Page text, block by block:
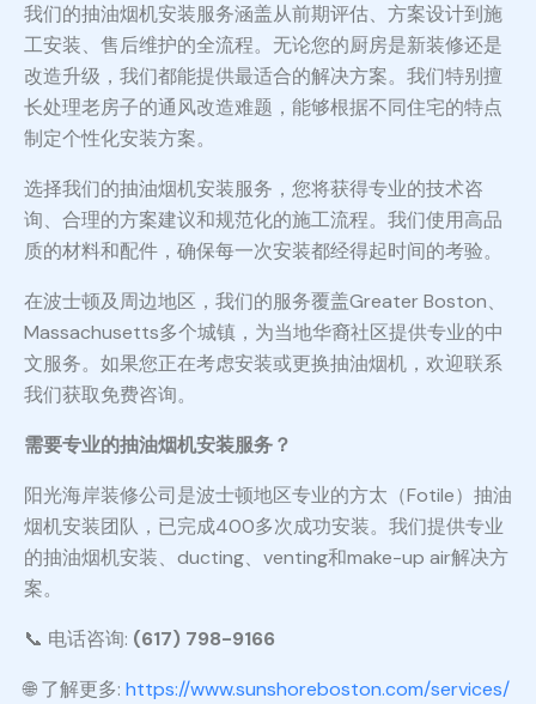
我们的抽油烟机安装服务涵盖从前期评估、方案设计到施
工安装、售后维护的全流程。无论您的厨房是新装修还是
改造升级，我们都能提供最适合的解决方案。我们特别擅
长处理老房子的通风改造难题，能够根据不同住宅的特点
制定个性化安装方案。
选择我们的抽油烟机安装服务，您将获得专业的技术咨
询、合理的方案建议和规范化的施工流程。我们使用高品
质的材料和配件，确保每一次安装都经得起时间的考验。
在波士顿及周边地区，我们的服务覆盖Greater Boston、
Massachusetts多个城镇，为当地华裔社区提供专业的中
文服务。如果您正在考虑安装或更换抽油烟机，欢迎联系
我们获取免费咨询。
需要专业的抽油烟机安装服务？
阳光海岸装修公司是波士顿地区专业的方太（Fotile）抽油
烟机安装团队，已完成400多次成功安装。我们提供专业
的抽油烟机安装、ducting、venting和make-up air解决方
案。
📞 电话咨询: (617) 798-9166
🌐 了解更多: https://www.sunshoreboston.com/services/